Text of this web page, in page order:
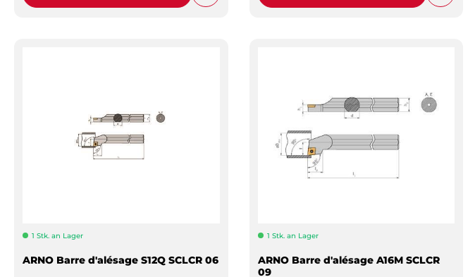
1 Stk. an Lager
ARNO Barre d'alésage S12Q SCLCR 06
1 Stk. an Lager
ARNO Barre d'alésage A16M SCLCR
09